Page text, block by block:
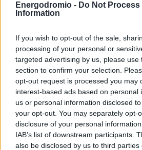
Energodromio - Do Not Process
Information
If you wish to opt-out of the sale,
processing of your personal or
targeted advertising by us, please use
section to confirm your selection.
opt-out request is processed you may
interest-based ads based on personal
us or personal information disclosed
your opt-out. You may separately opt-
disclosure of your personal
IAB’s list of downstream participants.
also be disclosed by us to third parties
Περισσότερες ειδήσεις
Πατίνι, ελιγμός… τραγωδία — Ο
Ηλεία αποκαλύπτει το κόστος της
μικροκινητικότητας
Αλκοτέστ: Στο στόχαστρο ακόμα και
Από τη βιώσιμη κινητικότητα
Πόσο ασφαλή είναι τελικά τα